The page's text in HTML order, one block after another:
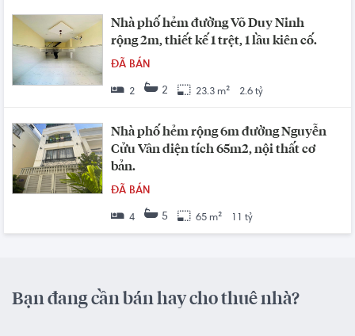
Nhà phố hẻm đường Võ Duy Ninh
rộng 2m, thiết kế 1 trệt, 1 lầu kiên cố.
ĐÃ BÁN
2 2 23.3 m² 2.6 tỷ
Nhà phố hẻm rộng 6m đường Nguyễn
Cửu Vân diện tích 65m2, nội thất cơ
bản.
ĐÃ BÁN
4 5 65 m² 11 tỷ
Bạn đang cần bán hay cho thuê nhà?